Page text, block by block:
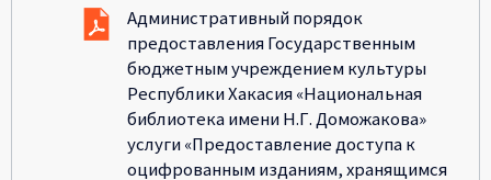
Административный порядок
предоставления Государственным
бюджетным учреждением культуры
Республики Хакасия «Национальная
библиотека имени Н.Г. Доможакова»
услуги «Предоставление доступа к
оцифрованным изданиям, хранящимся